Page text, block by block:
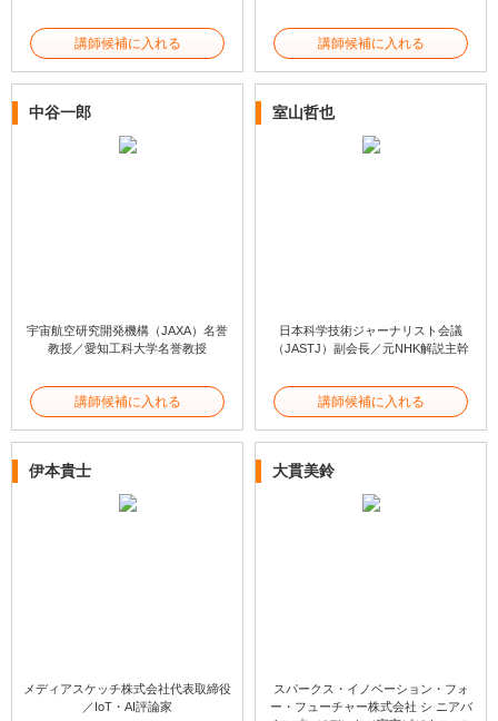
講師候補に入れる 講師候補に入れる
中谷一郎
宇宙航空研究開発機構（JAXA）名誉
教授／愛知工科大学名誉教授
講師候補に入れる
室山哲也
日本科学技術ジャーナリスト会議
（JASTJ）副会長／元NHK解説主幹
講師候補に入れる
伊本貴士
メディアスケッチ株式会社代表取締役
／IoT・AI評論家
大貫美鈴
スパークス・イノベーション・フォ
ー・フューチャー株式会社 シ ニアバ